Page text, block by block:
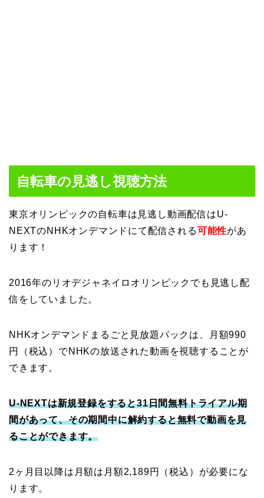
自転車の見逃し視聴方法
東京オリンピックの自転車は見逃し動画配信はU-
NEXTのNHKオンデマンドにて配信される可能性があ
ります！
2016年のリオデジャネイロオリンピックでも見逃し配
信をしていました。
NHKオンデマンドまるごと見放題パックは、月額990
円（税込）でNHKの放送された動画を視聴することが
できます。
U-NEXTは新規登録をすると31日間無料トライアル期
間があって、その期間中に解約すると無料で動画を見
ることができます。
2ヶ月目以降は月額は月額2,189円（税込）が必要にな
ります。